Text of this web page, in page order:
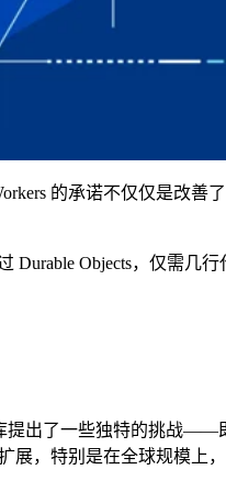
的承诺不仅仅是改
Durable Objects，仅需几
提出了一些独特的挑战——
展，特别是在全球规模上